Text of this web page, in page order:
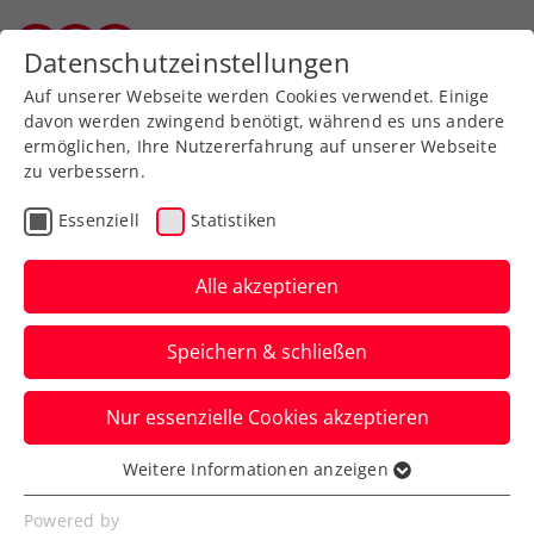
Zurück zur Newsübersicht
Turniere
Magic Moments in the
City presented by Erste
Bank
Tennis auf dem Rathausplatz: Erlebe von
16. bis 19. Oktober 2025 deinen
magischen Tennismoment.
Verfasst von: Presseaussendung / Redaktion, 01.10.2025
Datenschutzeinstellungen
Auf unserer Webseite werden Cookies verwendet. Einige
davon werden zwingend benötigt, während es uns andere
ermöglichen, Ihre Nutzererfahrung auf unserer Webseite
zu verbessern.
Essenziell Statistiken
Alle akzeptieren
Speichern & schließen
Nur essenzielle Cookies akzeptieren
Essenziell
Essenzielle Cookies werden für grundlegende
Weitere Informationen anzeigen
Powered by